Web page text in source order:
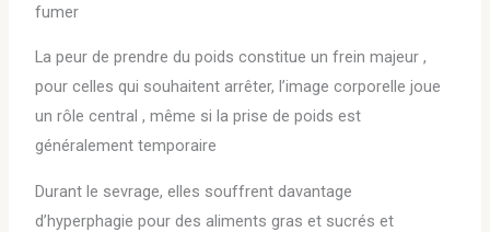
fumer
La peur de prendre du poids constitue un frein majeur ,
pour celles qui souhaitent arrêter, l’image corporelle joue
un rôle central , même si la prise de poids est
généralement temporaire
Durant le sevrage, elles souffrent davantage
d’hyperphagie pour des aliments gras et sucrés et